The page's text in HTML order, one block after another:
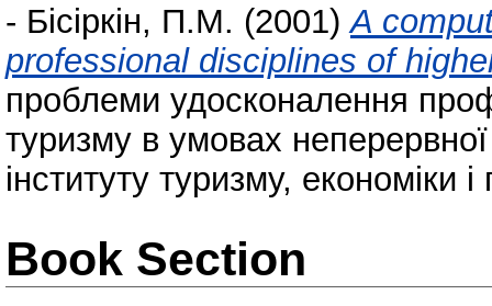
- Бісіркін, П.М. (2001)A
professional disciplines of
проблеми удосконалення
туризму в умовах неперервної
інституту туризму, економіки
Book Section